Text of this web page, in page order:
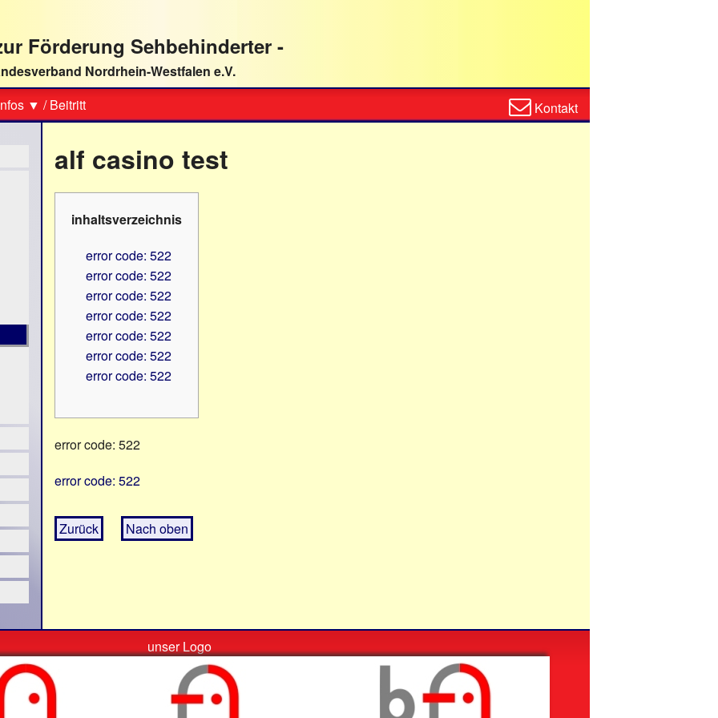
Förderung Sehbehinderter -
Nordrhein-Westfalen e.V.
▼ /Beitritt
Kontaktformular
Kontakt
alf casino test
inhaltsverzeichnis
error code: 522
error code: 522
error code: 522
error code: 522
error code: 522
error code: 522
error code: 522
error code: 522
error code: 522
Zurück Nach oben
unser Logo